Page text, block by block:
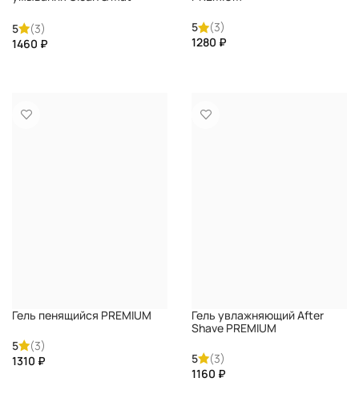
5
(3)
₽
5
(3)
₽
Гель пенящийся PREMIUM
5
(3)
₽
Гель увлажняющий After
Shave PREMIUM
5
(3)
₽